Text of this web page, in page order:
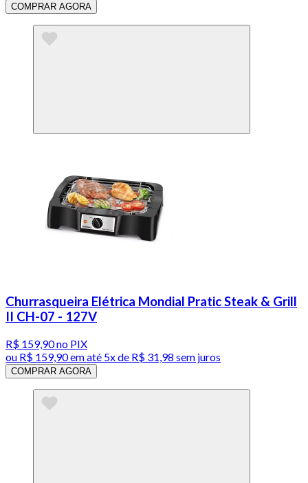
COMPRAR AGORA
Churrasqueira Elétrica Mondial Pratic Steak & Grill
II CH-07 - 127V
R$ 159,90no PIX
ou R$ 159,90em até 5x de R$ 31,98 sem juros
COMPRAR AGORA